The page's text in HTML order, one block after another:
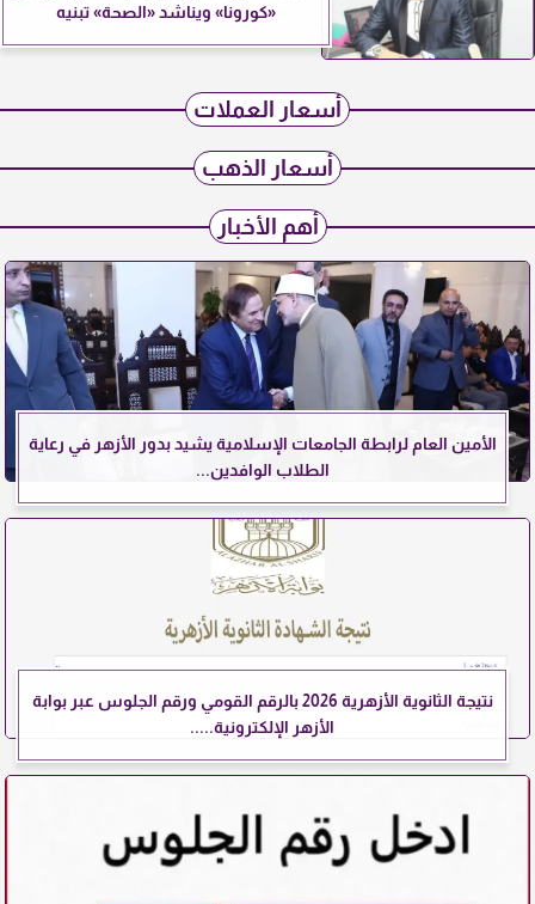
«كورونا» ويناشد «الصحة» تبنيه
أسعار العملات
أسعار الذهب
أهم الأخبار
الأمين العام لرابطة الجامعات الإسلامية يشيد بدور الأزهر في رعاية
الطلاب الوافدين...
نتيجة الثانوية الأزهرية 2026 بالرقم القومي ورقم الجلوس عبر بوابة
الأزهر الإلكترونية.....